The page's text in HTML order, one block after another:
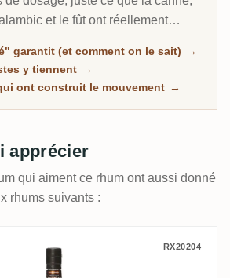
et le fût ont réellement
le plus vite, et chaque bouteille
les mesures de sucre de la
garantit (et comment on le sait) →
y tiennent →
ont construit le mouvement →
apprécier
qui aiment ce rhum ont aussi donné
rhums suivants :
Selection Foursquare
RX20204